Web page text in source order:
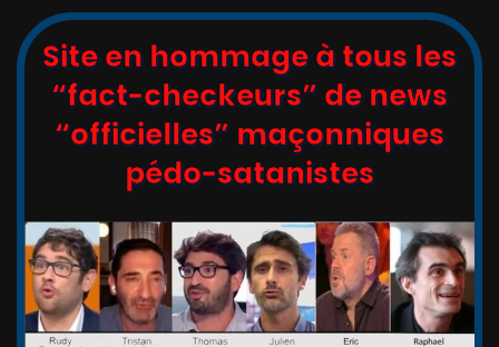
Site en hommage à tous les
“fact-checkeurs” de news
“officielles” maçonniques
pédo-satanistes